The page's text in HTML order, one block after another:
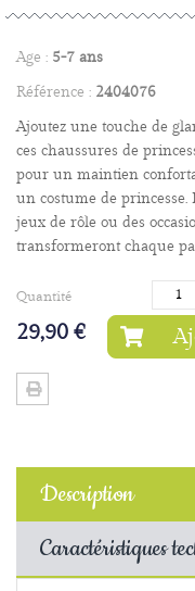
Age : 5-7 ans
Référence : 2404076
Ajoutez une touche de
ces chaussures de
pour un maintien
un costume de princesse.
jeux de rôle ou des
transformeront chaque
Quantité
29,90 €
Description
Caractéristiques